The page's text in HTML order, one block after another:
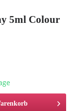
5ml Colour